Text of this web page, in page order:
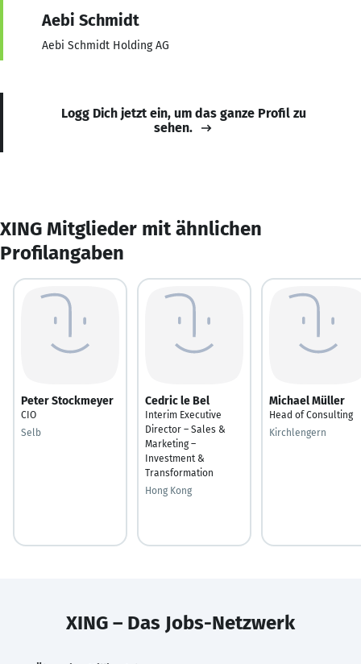
Aebi Schmidt
Aebi Schmidt Holding AG
Logg Dich jetzt ein, um das ganze Profil zu
sehen.
XING Mitglieder mit ähnlichen
Profilangaben
Peter Stockmeyer
CIO
Selb
Cedric le Bel
Interim Executive
Director – Sales &
Marketing –
Investment &
Transformation
Hong Kong
Michael Müller
Head of Consulting
Kirchlengern
XING – Das Jobs-Netzwerk